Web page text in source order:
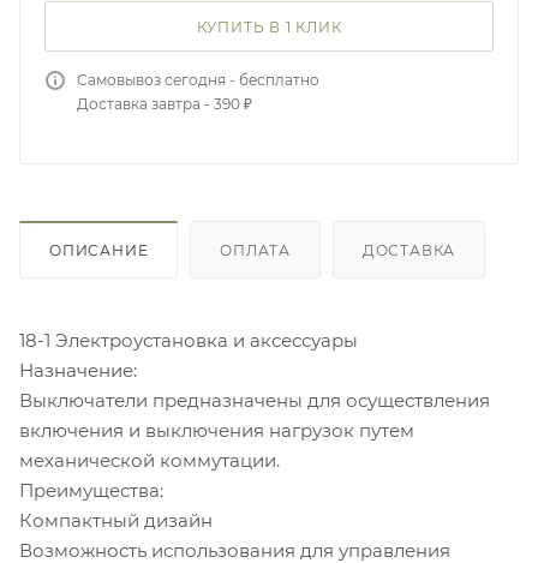
КУПИТЬ В 1 КЛИК
Самовывоз сегодня - бесплатно
Доставка завтра - 390 ₽
ОПИСАНИЕ ОПЛАТА ДОСТАВКА
18-1 Электроустановка и аксессуары
Назначение:
Выключатели предназначены для осуществления
включения и выключения нагрузок путем
механической коммутации.
Преимущества:
Компактный дизайн
Возможность использования для управления